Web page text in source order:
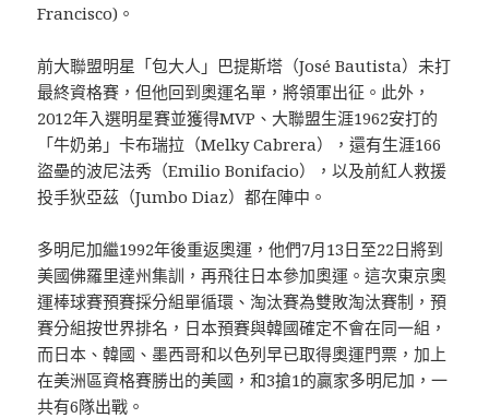
Francisco)。
前大聯盟明星「包大人」巴提斯塔（José Bautista）未打
最終資格賽，但他回到奧運名單，將領軍出征。此外，
2012年入選明星賽並獲得MVP、大聯盟生涯1962安打的
「牛奶弟」卡布瑞拉（Melky Cabrera），還有生涯166
盜壘的波尼法秀（Emilio Bonifacio），以及前紅人救援
投手狄亞茲（Jumbo Diaz）都在陣中。
多明尼加繼1992年後重返奧運，他們7月13日至22日將到
美國佛羅里達州集訓，再飛往日本參加奧運。這次東京奧
運棒球賽預賽採分組單循環、淘汰賽為雙敗淘汰賽制，預
賽分組按世界排名，日本預賽與韓國確定不會在同一組，
而日本、韓國、墨西哥和以色列早已取得奧運門票，加上
在美洲區資格賽勝出的美國，和3搶1的贏家多明尼加，一
共有6隊出戰。